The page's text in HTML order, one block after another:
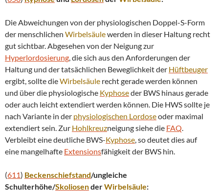
Die Abweichungen von der physiologischen Doppel-S-Form
der menschlichen Wirbelsäulewerden in dieser Haltung recht
gut sichtbar. Abgesehen von der Neigung zur
Hyperlordosierung, die sich aus den Anforderungen der
Haltung und der tatsächlichen Beweglichkeit der Hüftbeuger
ergibt, sollte dieWirbelsäule recht gerade werden können
und über die physiologische Kyphoseder BWS hinaus gerade
oder auch leicht extendiert werden können. Die HWS sollte je
nach Variante in der physiologischen Lordoseoder maximal
extendiert sein. Zur Hohlkreuzneigung siehe die FAQ.
Verbleibt eine deutliche BWS-Kyphose, so deutet dies auf
eine mangelhafte Extensionsfähigkeit der BWS hin.
(611) Beckenschiefstand/ungleiche
Schulterhöhe/SkoliosenderWirbelsäule: